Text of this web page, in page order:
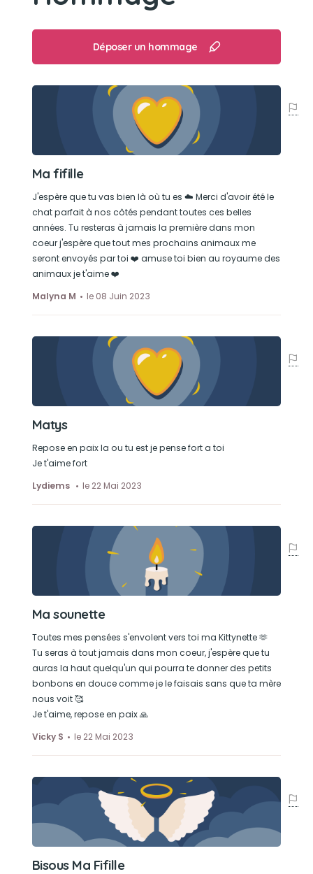
Nous attendre le soir au portail.
Déposer un hommage
Ma fifille
J'espère que tu vas bien là où tu es ☁️ Merci d'avoir été le
chat parfait à nos côtés pendant toutes ces belles
années. Tu resteras à jamais la première dans mon
coeur j'espère que tout mes prochains animaux me
seront envoyés par toi ❤️ amuse toi bien au royaume des
animaux je t'aime ❤️
Malyna M
le 08 Juin 2023
Matys
Repose en paix la ou tu est je pense fort a toi
Je t'aime fort
Lydiems
le 22 Mai 2023
Ma sounette
Toutes mes pensées s'envolent vers toi ma Kittynette 🫶
Tu seras à tout jamais dans mon coeur, j'espère que tu
auras la haut quelqu'un qui pourra te donner des petits
bonbons en douce comme je le faisais sans que ta mère
nous voit 🥰
Je t'aime, repose en paix 🙏
Vicky S
le 22 Mai 2023
Bisous Ma Fifille